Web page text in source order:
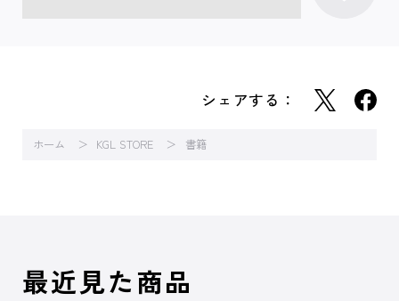
シェアする：
ホーム KGL STORE 書籍
最近見た商品